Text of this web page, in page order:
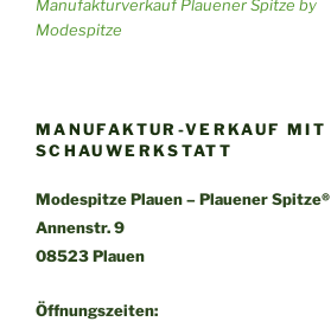
Manufakturverkauf Plauener Spitze by
Modespitze
MANUFAKTUR-VERKAUF MIT
SCHAUWERKSTATT
Modespitze Plauen – Plauener Spitze®
Annenstr. 9
08523 Plauen
Öffnungszeiten: